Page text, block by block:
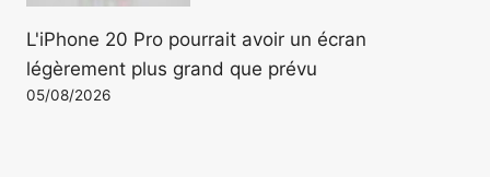
L'iPhone 20 Pro pourrait avoir un écran
légèrement plus grand que prévu
05/08/2026